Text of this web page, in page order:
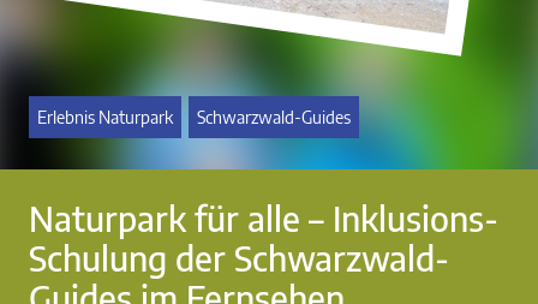
Naturpark für alle – Inklusions-
Schulung der Schwarzwald-
Erlebnis Naturpark Schwarzwald-Guides